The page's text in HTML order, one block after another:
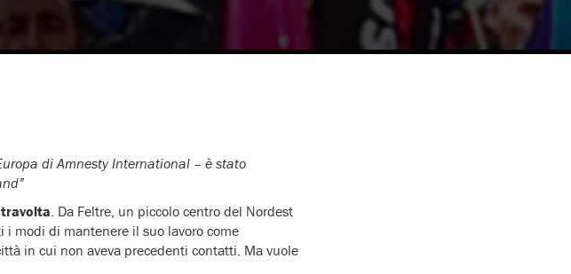
di Amnesty International – è stato
. Da Feltre, un piccolo centro del Nordest
modi di mantenere il suo lavoro come
in cui non aveva precedenti contatti. Ma vuole